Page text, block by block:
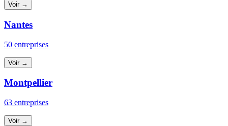
Voir →
Nantes
50 entreprises
Voir →
Montpellier
63 entreprises
Voir →